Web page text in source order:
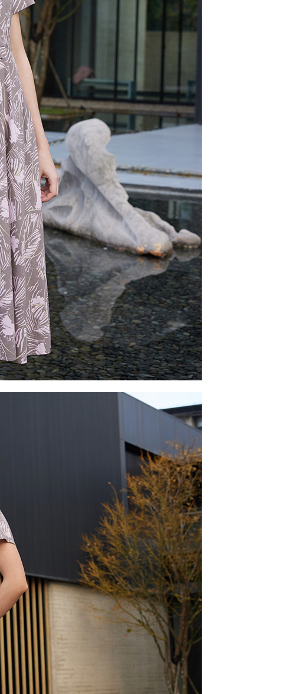
二、支払い限度額
1.初回 AFTEEを ご利用の際に、認証結果及び当社の審査の結果に基づ
き、限度額が設定されます。
2.決済金額は最低NT$20です。
3.現在、台湾の会員のみご利用いただけます。
三、利用規約「AFTEE代金後払い」（以下当サービスという）はネット
プロテクションズ（以下 AFTEE という）が提供し、AFTEEが代金を徴収
します。当サービスご利用の際に提供しなければならない個人情報（注
文者の氏名、電話番号、受取人の氏名、電話番号、受取人住所を含むが
これに限らない）は、AFTEEに渡され当サービスで必要な範囲内で利用
されます。AFTEEの個人情報の収集、処理、利用について、詳細は
AFTEE公式ホームページの『個人情報の収集、処理及び利用に関する声
明』をご参照ください（ https://aftee.tw/privacypolicy/
AFTEEの初回ご利用の際に、審査を通過すれば、最高額がNT$10,000に
なります。支払い期限を過ぎた場合、その金額に基づいて年利20%の遅
延滞納金が加算されます。未成年の利用者は、事前に法定代理人または
後見人の同意を得ればAFTEEをご利用いただけます。
個人情報の処理、利用について疑問がある、または関連する法律の権利
を行使したい場合は、ネットプロテクションズ
cs_tw@netprotections.co.jpにご連絡ください。上記に示した個人情報
を、必要な購入注文書とあわせてAFTEEにご提供いただく、または
AFTEEにあなたの個人情報の収集、処理、利用を許可することににご同
意いただけない場合は、当サービスを選択しないでください。
新竹物流宅配
配送毎にNT$100、NT$2,000以上で送料無料
付款後門市自取
送料無料
貨到付款
配送毎にNT$100、NT$2,000以上で送料無料